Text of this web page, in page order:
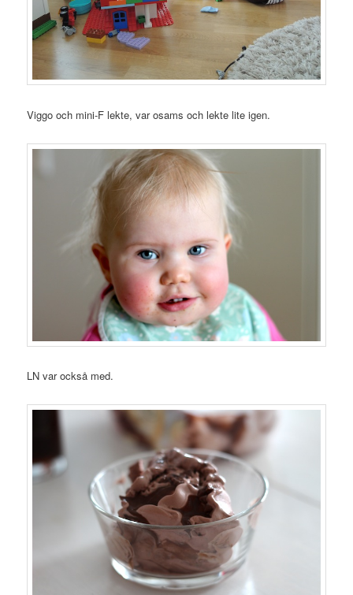
Viggo och mini-F lekte, var osams och lekte lite igen.
LN var också med.